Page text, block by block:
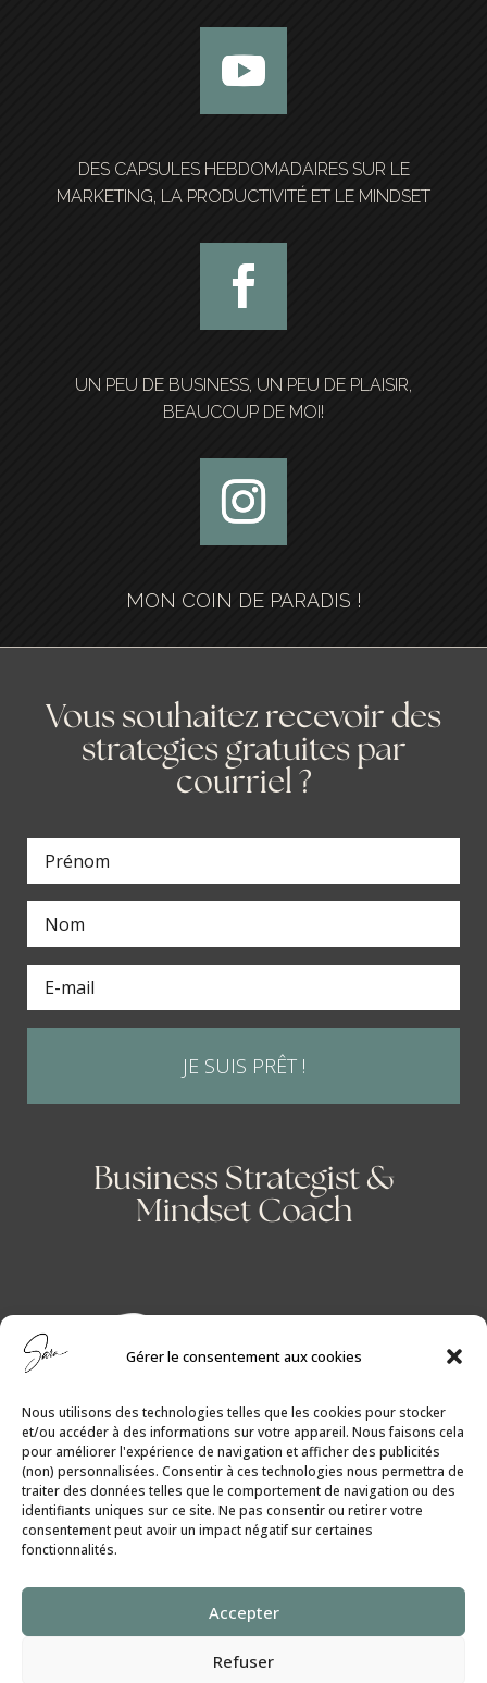
Gérer le consentement aux cookies
Nous utilisons des technologies telles que les cookies pour stocker
et/ou accéder à des informations sur votre appareil. Nous faisons cela
pour améliorer l'expérience de navigation et afficher des publicités
(non) personnalisées. Consentir à ces technologies nous permettra de
traiter des données telles que le comportement de navigation ou des
identifiants uniques sur ce site. Ne pas consentir ou retirer votre
consentement peut avoir un impact négatif sur certaines
fonctionnalités.
Accepter
Refuser
DES CAPSULES HEBDOMADAIRES SUR LE
MARKETING, LA PRODUCTIVITÉ ET LE MINDSET
UN PEU DE BUSINESS, UN PEU DE PLAISIR,
BEAUCOUP DE MOI!
MON COIN DE PARADIS !
Vous souhaitez recevoir des
strategies gratuites par
courriel ?
JE SUIS PRÊT !
Business Strategist &
Mindset Coach
Politique de Cookies│Politique de
Confidentialité